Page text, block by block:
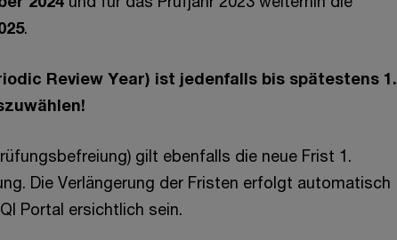
.
Review Year) ist jedenfalls bis spätestens 1.
gilt ebenfalls die neue Frist 1.
Die Verlängerung der Fristen erfolgt automatisch
Portal ersichtlich sein.